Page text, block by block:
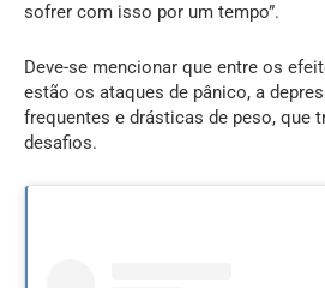
sofrer com isso por um tempo”.
Deve-se mencionar que entre os
estão os ataques de pânico, a
frequentes e drásticas de peso, que
desafios.